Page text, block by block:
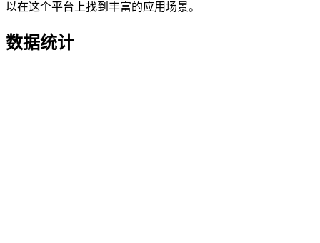
以在这个平台上找到丰富的应用场景。
数据统计